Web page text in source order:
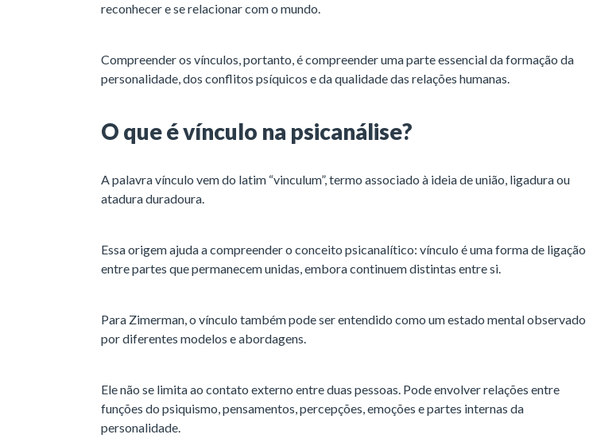
reconhecer e se relacionar com o mundo.
Compreender os vínculos, portanto, é compreender uma parte essencial da formação da
personalidade, dos conflitos psíquicos e da qualidade das relações humanas.
O que é vínculo na psicanálise?
A palavra vínculo vem do latim “vinculum”, termo associado à ideia de união, ligadura ou
atadura duradoura.
Essa origem ajuda a compreender o conceito psicanalítico: vínculo é uma forma de ligação
entre partes que permanecem unidas, embora continuem distintas entre si.
Para Zimerman, o vínculo também pode ser entendido como um estado mental observado
por diferentes modelos e abordagens.
Ele não se limita ao contato externo entre duas pessoas. Pode envolver relações entre
funções do psiquismo, pensamentos, percepções, emoções e partes internas da
personalidade.